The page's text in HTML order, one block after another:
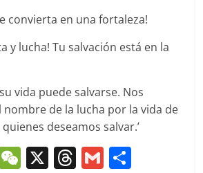
convierta en una fortaleza!
y lucha! Tu salvación está en la
vida puede salvarse. Nos
nombre de la lucha por la vida de
deseamos salvar.’
W X T G